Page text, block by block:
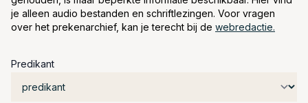
Contact
je alleen audio bestanden en schriftlezingen. Voor vragen
over het prekenarchief, kan je terecht bij de webredactie.
Predikant